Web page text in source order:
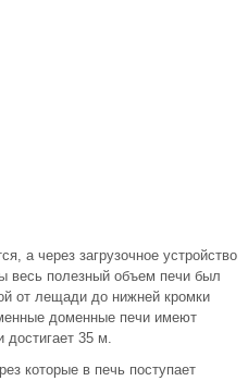
а через загрузочное устройство
весь полезный объем печи был
от лещади до нижней кромки
доменные печи имеют
35 м.
которые в печь поступает